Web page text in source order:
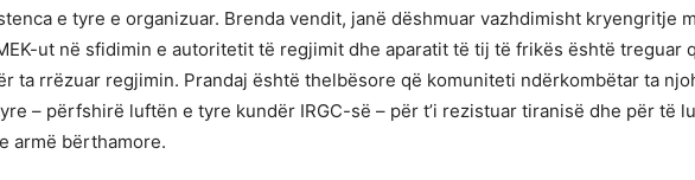
e tyre e organizuar. Brenda vendit, janë dëshmuar vazhdimisht kryengritje
ut në sfidimin e autoritetit të regjimit dhe aparatit të tij të frikës është treguar
ta rrëzuar regjimin. Prandaj është thelbësore që komuniteti ndërkombëtar ta
– përfshirë luftën e tyre kundër IRGC-së – për t’i rezistuar tiranisë dhe për të
armë bërthamore.